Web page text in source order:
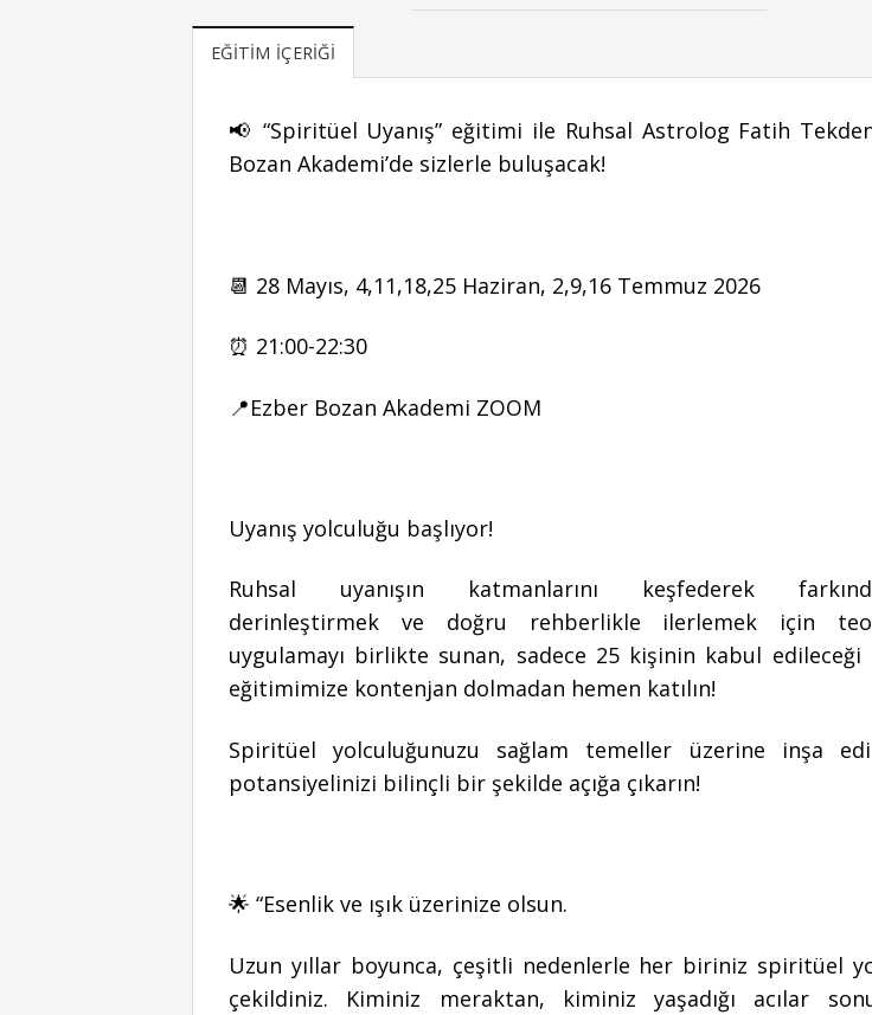
EĞITIM İÇERIĞI
📢 “Spiritüel Uyanış” eğitimi ile Ruhsal Astrolog Fatih
Bozan Akademi’de sizlerle buluşacak!
📆 28 Mayıs, 4,11,18,25 Haziran, 2,9,16 Temmuz 2026
⏰ 21:00-22:30
📍Ezber Bozan Akademi ZOOM
Uyanış yolculuğu başlıyor!
Ruhsal uyanışın katmanlarını keşfederek
derinleştirmek ve doğru rehberlikle ilerlemek için
uygulamayı birlikte sunan, sadece 25 kişinin kabul edileceği
eğitimimize kontenjan dolmadan hemen katılın!
Spiritüel yolculuğunuzu sağlam temeller üzerine inşa
potansiyelinizi bilinçli bir şekilde açığa çıkarın!
🌟 “Esenlik ve ışık üzerinize olsun.
Uzun yıllar boyunca, çeşitli nedenlerle her biriniz spiritüel
çekildiniz. Kiminiz meraktan, kiminiz yaşadığı acılar